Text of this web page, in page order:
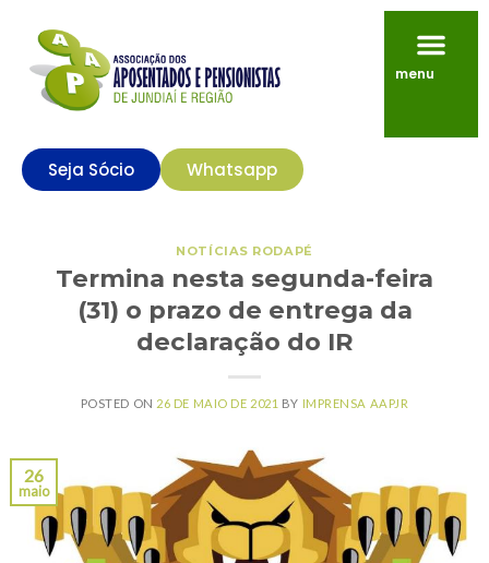
menu
Seja Sócio Whatsapp
NOTÍCIAS RODAPÉ
Termina nesta segunda-feira
(31) o prazo de entrega da
declaração do IR
POSTED ON 26 DE MAIO DE 2021 BY IMPRENSA AAPJR
26
maio